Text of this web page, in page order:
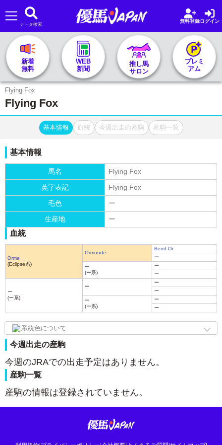
🏇 推し馬サロンTOP
レース一覧
プラン案内
データ検索
無料登録ログイン
新着
無料
WEB
新聞
推し馬
サロン
プレミ
アム
Flying Fox
Flying Fox
基本情報 血統 今週出走の産駒 産駒一覧
基本情報
馬名
Flying Fox
英字表記
Flying Fox
毛色
ー
生産地
ー
血統
Orme
(Eclipse系)
Ormonde
Bend Or
ー
ー
(ー系)
ー
ー
ー
(ー系)
ー
ー
ー
ー
(ー系)
ー
ー
系統色について
今週出走の産駒
今週のJRAでの出走予定はありません。
産駒一覧
産駒の情報は登録されていません。